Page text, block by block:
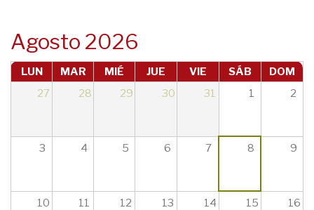
Agosto 2026
LUN MAR MIÉ JUE VIE SÁB
DOM
27
28 29 30 31 1 2
3 4 5 6 7 8 9
10 11 12 13 14 15 16